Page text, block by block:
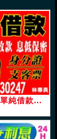
「台北借錢」單純借款，30分鐘快速放款，1-30萬，身份證支客票，息低保密「即樂貸」